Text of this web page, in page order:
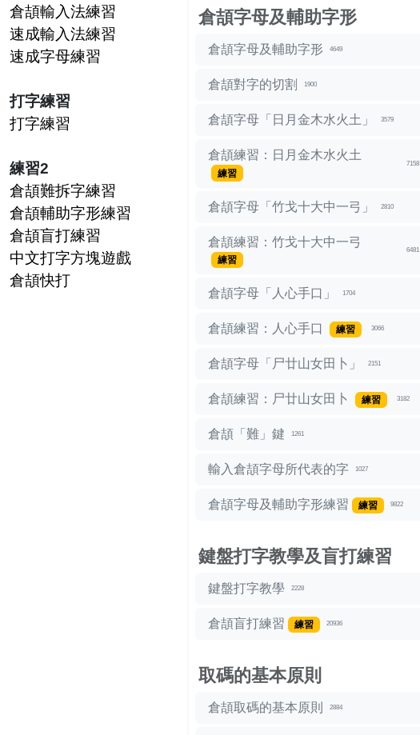
倉頡輸入法練習
速成輸入法練習
速成字母練習
打字練習
打字練習
練習2
倉頡難拆字練習
倉頡輔助字形練習
倉頡盲打練習
中文打字方塊遊戲
倉頡快打
倉頡字母及輔助字形
倉頡字母及輔助字形 4649
倉頡對字的切割 1900
倉頡字母「日月金木水火土」 3579
倉頡練習：日月金木水火土
練習
7158
倉頡字母「竹戈十大中一弓」 2810
倉頡練習：竹戈十大中一弓
練習
6481
倉頡字母「人心手口」 1704
倉頡練習：人心手口 練習 3066
倉頡字母「尸廿山女田卜」 2151
倉頡練習：尸廿山女田卜 練習 3182
倉頡「難」鍵 1261
輸入倉頡字母所代表的字 1027
倉頡字母及輔助字形練習 練習 9822
鍵盤打字教學及盲打練習
鍵盤打字教學 2228
倉頡盲打練習 練習 20936
取碼的基本原則
倉頡取碼的基本原則 2884